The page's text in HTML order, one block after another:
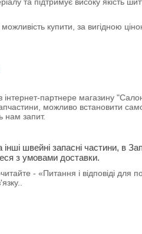
купити, за вигідною
партнере магазину
можливо встановити
нам запит.
інші швейні запасні частини, в
з умовами доставки.
- «Питання і відповіді для